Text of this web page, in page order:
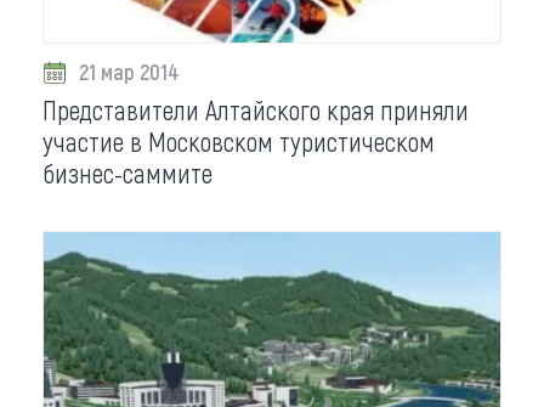
21 мар 2014
Представители Алтайского края приняли
участие в Московском туристическом
бизнес-саммите